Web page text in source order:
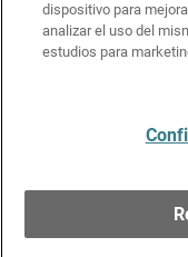
Política de privacidad
Kit de medios y
dispositivo para
analizar el uso del
estudios para